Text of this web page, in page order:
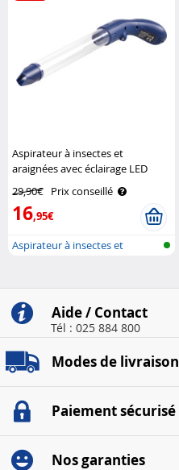
Aspirateur à insectes et
araignées avec éclairage LED
29,90€ Prix conseillé
16,95€
Aspirateur à insectes et
Aide / Contact
Tél : 025 884 800
Modes de livraison
Paiement sécurisé
Nos garanties